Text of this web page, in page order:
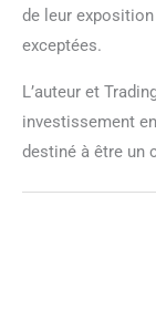
de leur
exceptées.
L’auteur et
investissement
destiné à être un